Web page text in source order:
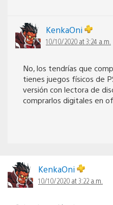
KenkaOni
10/10/2020 at 3:24 a.m.
No, los tendrías que
tienes juegos físicos de
versión con lectora de
comprarlos digitales en
KenkaOni
10/10/2020 at 3:22 a.m.